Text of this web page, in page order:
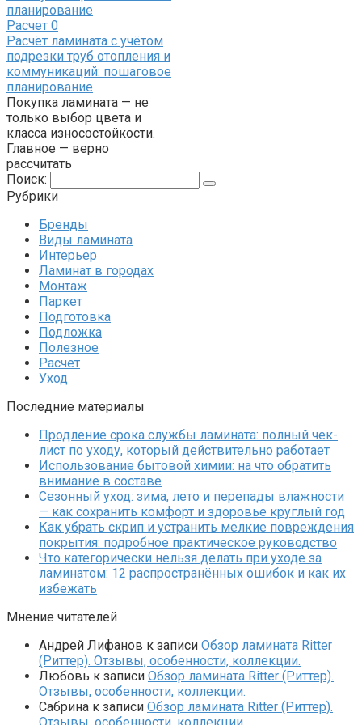
Расчет 0
Расчёт ламината с учётом
подрезки труб отопления и
коммуникаций: пошаговое
планирование
Покупка ламината — не
только выбор цвета и
класса износостойкости.
Главное — верно
рассчитать
Поиск:
Рубрики
Бренды
Виды ламината
Интерьер
Ламинат в городах
Монтаж
Паркет
Подготовка
Подложка
Полезное
Расчет
Уход
Последние материалы
Продление срока службы ламината: полный чек-
лист по уходу, который действительно работает
Использование бытовой химии: на что обратить
внимание в составе
Сезонный уход: зима, лето и перепады влажности
— как сохранить комфорт и здоровье круглый год
Как убрать скрип и устранить мелкие повреждения
покрытия: подробное практическое руководство
Что категорически нельзя делать при уходе за
ламинатом: 12 распространённых ошибок и как их
избежать
Мнение читателей
Андрей Лифанов к записи Обзор ламината Ritter
(Риттер). Отзывы, особенности, коллекции.
Любовь к записи Обзор ламината Ritter (Риттер).
Отзывы, особенности, коллекции.
Сабрина к записи Обзор ламината Ritter (Риттер).